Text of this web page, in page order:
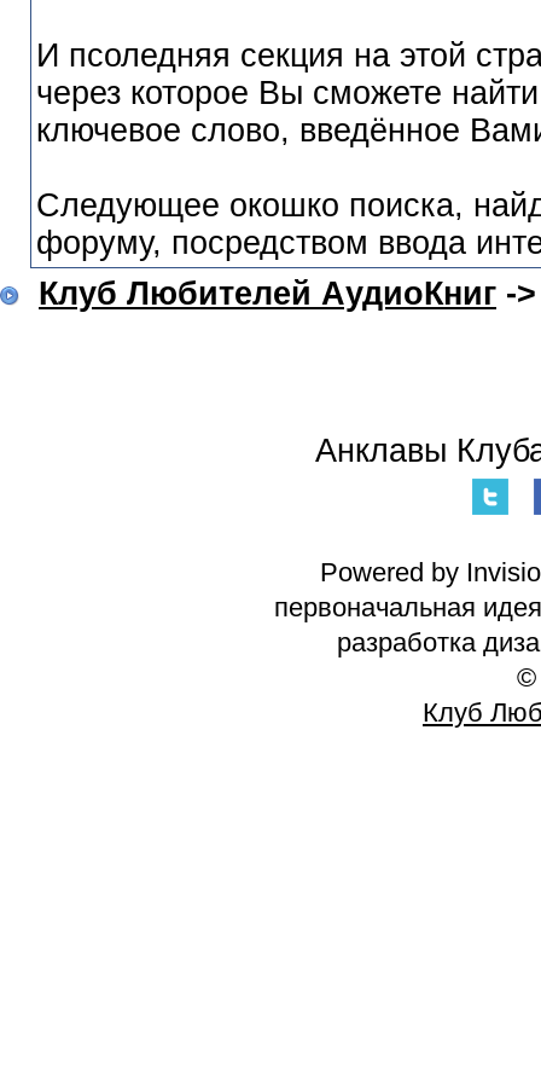
И псоледняя секция на этой
через которое Вы сможете
ключевое слово, введённое
Следующее окошко поиска,
форуму, посредством ввода
Клуб Любителей АудиоКниг -
Анклавы
Powered by
первоначальная
разработка
©
Клуб